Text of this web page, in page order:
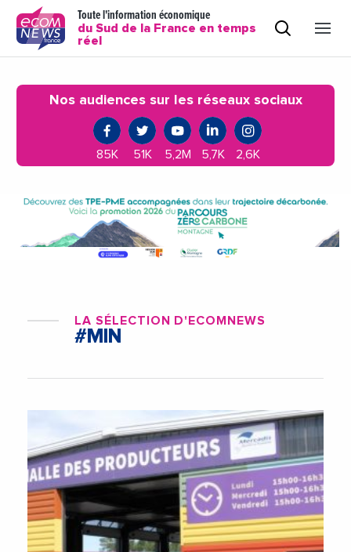
Toute l'information économique
du Sud de la France en temps
réel
Nos audiences sur les réseaux sociaux
85K 51K 5,2M 5,7K 2,6K
LA SÉLECTION D'ECOMNEWS
#MIN